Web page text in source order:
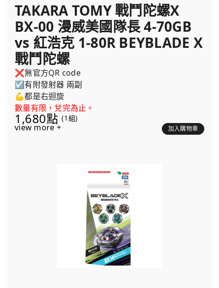
TAKARA TOMY 戰鬥陀螺X
BX-00 漫威美國隊長 4-70GB
vs 紅浩克 1-80R BEYBLADE X
戰鬥陀螺
❌無官方QR code
☑️有附發射器 兩副
💪都是右迴旋
數量有限，兌完為止。
1,680點 (1組)
view more + 加入購物車